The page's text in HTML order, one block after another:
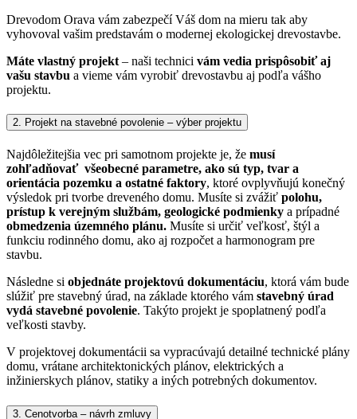
Drevodom Orava vám zabezpečí Váš dom na mieru tak aby
vyhovoval vašim predstavám o modernej ekologickej drevostavbe.
Máte vlastný projekt – naši technici vám vedia prispôsobiť aj
vašu stavbu a vieme vám vyrobiť drevostavbu aj podľa vášho
projektu.
2. Projekt na stavebné povolenie – výber projektu
Najdôležitejšia vec pri samotnom projekte je, že musí
zohľadňovať všeobecné parametre, ako sú typ, tvar a
orientácia pozemku a ostatné faktory, ktoré ovplyvňujú konečný
výsledok pri tvorbe dreveného domu. Musíte si zvážiť polohu,
prístup k verejným službám, geologické podmienky a prípadné
obmedzenia územného plánu. Musíte si určiť veľkosť, štýl a
funkciu rodinného domu, ako aj rozpočet a harmonogram pre
stavbu.
Následne si objednáte projektovú dokumentáciu, ktorá vám bude
slúžiť pre stavebný úrad, na základe ktorého vám stavebný úrad
vydá stavebné povolenie. Takýto projekt je spoplatnený podľa
veľkosti stavby.
V projektovej dokumentácii sa vypracúvajú detailné technické plány
domu, vrátane architektonických plánov, elektrických a
inžinierskych plánov, statiky a iných potrebných dokumentov.
3. Cenotvorba – návrh zmluvy